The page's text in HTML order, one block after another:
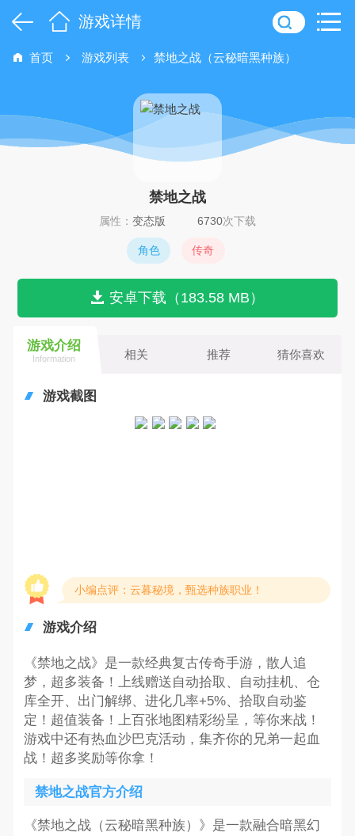
游戏详情
首页 游戏列表 禁地之战（云秘暗黑种族）
禁地之战
属性： 变态版 6730次下载
角色 传奇
安卓下载（183.58 MB）
游戏介绍
Information 相关 推荐 猜你喜欢
游戏截图
小编点评：云暮秘境，甄选种族职业！
游戏介绍
《禁地之战》是一款经典复古传奇手游，散人追
梦，超多装备！上线赠送自动拾取、自动挂机、仓
库全开、出门解绑、进化几率+5%、拾取自动鉴
定！超值装备！上百张地图精彩纷呈，等你来战！
游戏中还有热血沙巴克活动，集齐你的兄弟一起血
战！超多奖励等你拿！
禁地之战官方介绍
《禁地之战（云秘暗黑种族）》是一款融合暗黑幻